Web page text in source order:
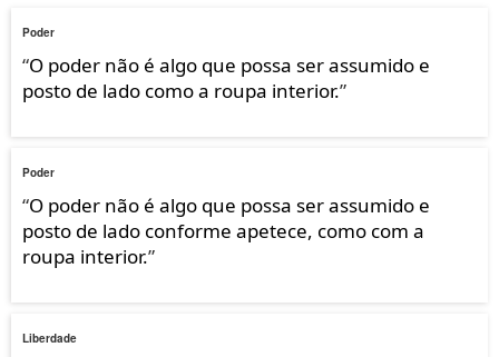
Poder
“O poder não é algo que possa ser assumido e
posto de lado como a roupa interior.”
Poder
“O poder não é algo que possa ser assumido e
posto de lado conforme apetece, como com a
roupa interior.”
Liberdade